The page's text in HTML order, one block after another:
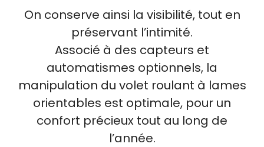
On conserve ainsi la visibilité, tout en
préservant l’intimité.
Associé à des capteurs et
automatismes optionnels, la
manipulation du volet roulant à lames
orientables est optimale, pour un
confort précieux tout au long de
l’année.